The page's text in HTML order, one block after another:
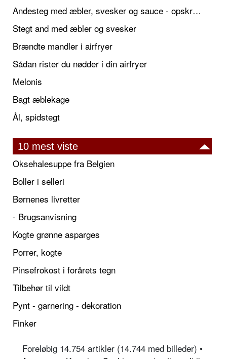
Andesteg med æbler, svesker og sauce - opskrift også til jul
Stegt and med æbler og svesker
Brændte mandler i airfryer
Sådan rister du nødder i din airfryer
Melonis
Bagt æblekage
Ål, spidstegt
10 mest viste
Oksehalesuppe fra Belgien
Boller i selleri
Børnenes livretter
- Brugsanvisning
Kogte grønne asparges
Porrer, kogte
Pinsefrokost i forårets tegn
Tilbehør til vildt
Pynt - garnering - dekoration
Finker
Foreløbig 14.754 artikler (14.744 med billeder) •